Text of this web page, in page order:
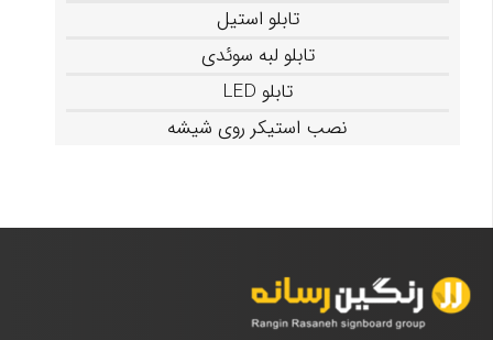
تابلو استیل
تابلو لبه سوئدی
تابلو LED
نصب استیکر روی شیشه